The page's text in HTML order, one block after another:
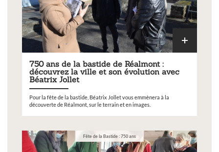
750 ans de la bastide de Réalmont :
découvrez la ville et son évolution avec
Béatrix Jollet
Pour la fête de la bastide, Béatrix Jollet vous emmènera à la
découverte de Réalmont, sur le terrain et en images.
Fête de la Bastide : 750 ans